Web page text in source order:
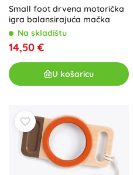
Small foot drvena motorička
igra balansirajuća mačka
Na skladištu
14,50 €
U košaricu